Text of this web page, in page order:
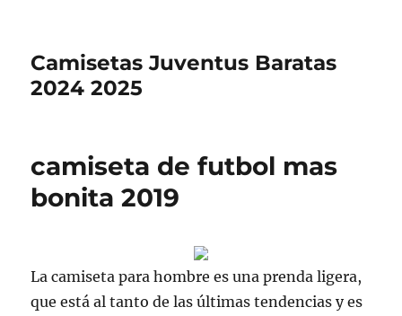
Camisetas Juventus Baratas
2024 2025
camiseta de futbol mas
bonita 2019
La camiseta para hombre es una prenda ligera,
que está al tanto de las últimas tendencias y es